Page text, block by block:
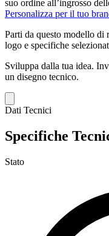
suo ordine all’ingrosso
Personalizza per il tuo
Parti da questo modello di
logo e specifiche
Sviluppa dalla tua idea.
un disegno tecnico.
Dati Tecnici
Specifiche
Stato